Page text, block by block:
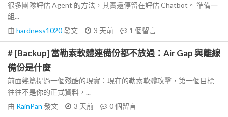
很多團隊評估 Agent 的方法，其實還停留在評估 Chatbot。 準備一
組...
由 hardness1020發文 3 天前 1 個留言
# [Backup] 當勒索軟體連備份都不放過：Air Gap 與離線
備份是什麼
前面幾篇提過一個殘酷的現實：現在的勒索軟體攻擊，第一個目標
往往不是你的正式資料，...
由 RainPan 發文 3 天前 0個留言